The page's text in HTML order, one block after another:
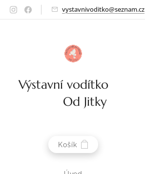
vystavnivoditko@seznam.cz
Výstavní vodítko
Od Jitky
Košík